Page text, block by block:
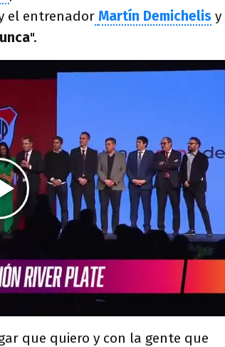
el entrenador Martín Demichelis y
".
que quiero y con la gente que